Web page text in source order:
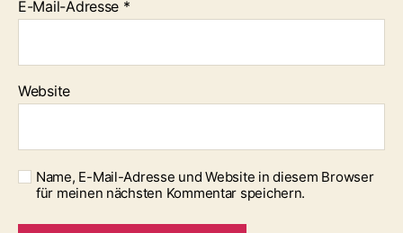
E-Mail-Adresse *
Website
Name, E-Mail-Adresse und Website in diesem Browser
für meinen nächsten Kommentar speichern.